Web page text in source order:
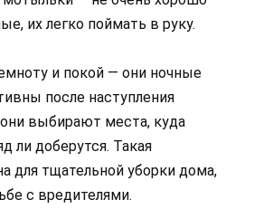
их легко поймать в руку.
и покой — они ночные
после наступления
выбирают места, куда
ли доберутся. Такая
для тщательной уборки дома,
с вредителями.